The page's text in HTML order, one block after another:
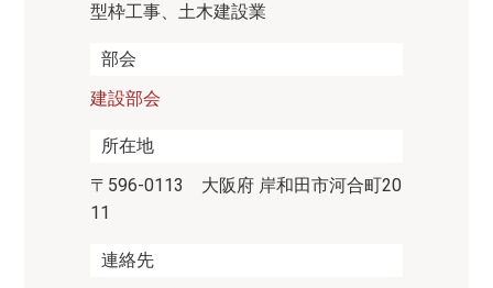
型枠工事、土木建設業
部会
建設部会
所在地
〒596-0113 大阪府 岸和田市河合町20
11
連絡先